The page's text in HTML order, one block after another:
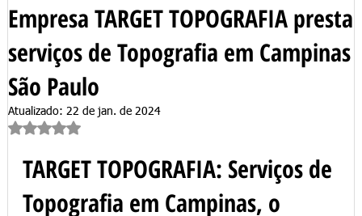
Empresa TARGET TOPOGRAFIA presta
serviços de Topografia em Campinas
São Paulo
Atualizado: 22 de jan. de 2024
Avaliado com NaN de 5 estrelas.
TARGET TOPOGRAFIA: Serviços de
Topografia em Campinas, o